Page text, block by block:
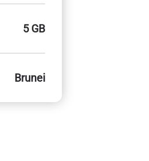
5 GB
Brunei